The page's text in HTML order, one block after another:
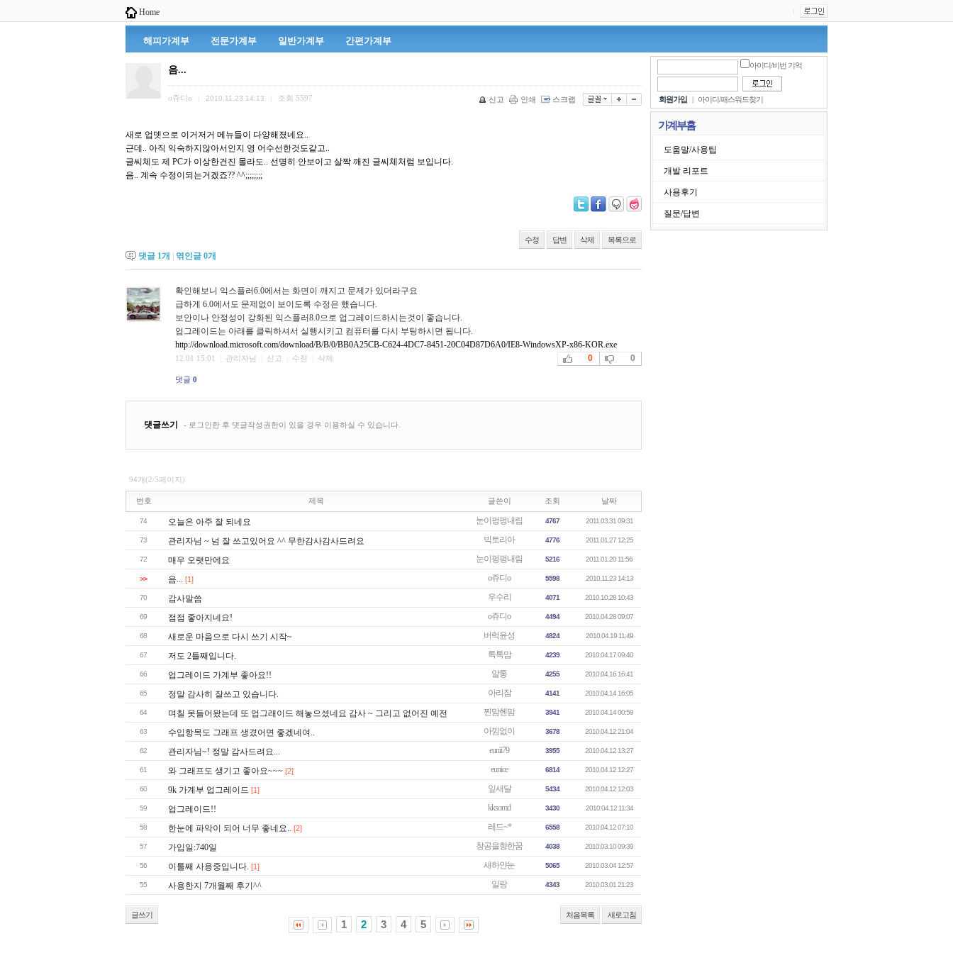
Home
해피가계부 전문가계부 일반가계부 간편가계부
음...
o쥬디o 2010.11.23 14:13 조회 5597 신고 인쇄 스크랩
새로 업뎃으로 이거저거 메뉴들이 다양해졌네요..
근데.. 아직 익숙하지않아서인지 영 어수선한것도같고..
글씨체도 제 PC가 이상한건진 몰라도.. 선명히 안보이고 살짝 깨진 글씨체처럼 보입니다.
음.. 계속 수정이되는거겠죠?? ^^;;;;;;;;
수정 답변 삭제 목록으로
댓글 1개 엮인글 0개
확인해보니 익스플러6.0에서는 화면이 깨지고 문제가 있더라구요
급하게 6.0에서도 문제없이 보이도록 수정은 했습니다.
보안이나 안정성이 강화된 익스플러8.0으로 업그레이드하시는것이 좋습니다.
업그레이드는 아래를 클릭하셔서 실행시키고 컴퓨터를 다시 부팅하시면 됩니다.
http://download.microsoft.com/download/B/B/0/BB0A25CB-C624-4DC7-8451-20C04D87D6A0/IE8-WindowsXP-x86-KOR.exe
12.01 15:01 관리자님 신고 수정 삭제 0 0
댓글 0
댓글쓰기 - 로그인한 후 댓글작성권한이 있을 경우 이용하실 수 있습니다.
94개(2/5페이지)
번호 제목 글쓴이 조회 날짜
74 오늘은 아주 잘 되네요 눈이펑펑내림 4767 2011.03.31 09:31
73 관리자님 ~ 넘 잘 쓰고있어요 ^^ 무한감사감사드려요 빅토리아 4776 2011.01.27 12:25
72 매우 오랫만에요 눈이펑펑내림 5216 2011.01.20 11:56
>> 음... [1] o쥬디o 5598 2010.11.23 14:13
70 감사말씀 우수리 4071 2010.10.28 10:43
69 점점 좋아지네요! o쥬디o 4494 2010.04.28 09:07
68 새로운 마음으로 다시 쓰기 시작~ 버럭윤성 4824 2010.04.19 11:49
67 저도 2틀째입니다. 톡톡맘 4239 2010.04.17 09:40
66 업그레이드 가계부 좋아요!! 알통 4255 2010.04.16 16:41
65 정말 감사히 잘쓰고 있습니다. 아리잠 4141 2010.04.14 16:05
64 며칠 못들어왔는데 또 업그래이드 해놓으셨네요 감사 ~ 그리고 없어진 예전 찐맘헨맘 3941 2010.04.14 00:59
63 수입항목도 그래프 생겼어면 좋겠네여.. 아낌없이 3678 2010.04.12 21:04
62 관리자님~! 정말 감사드려요... eunii79 3955 2010.04.12 13:27
61 와 그래프도 생기고 좋아요~~~ [2] eunice 6814 2010.04.12 12:27
60 9k 가계부 업그레이드 [1] 잎새달 5434 2010.04.12 12:03
59 업그레이드!! kksomd 3430 2010.04.12 11:34
58 한눈에 파악이 되어 너무 좋네요.. [2] 레드~* 6558 2010.04.12 07:10
57 가입일:740일 창공을향한꿈 4038 2010.03.10 09:39
56 이틀째 사용중입니다. [1] 새하얀눈 5065 2010.03.04 12:57
55 사용한지 7개월째 후기^^ 일랑 4343 2010.03.01 21:23
글쓰기 처음목록 새로고침
1 2 3 4 5
아이디/비번 기억
회원가입 | 아이디/패스워드찾기
가계부홈
도움말/사용팁
개발 리포트
사용후기
질문/답변